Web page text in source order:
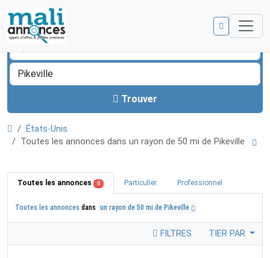
Trouver
États-Unis
Toutes les annonces dans un rayon de 50 mi de Pikeville
Toutes les annonces 0 Particulier Professionnel
Toutes les annonces dans un rayon de 50 mi de Pikeville
FILTRES TIER PAR